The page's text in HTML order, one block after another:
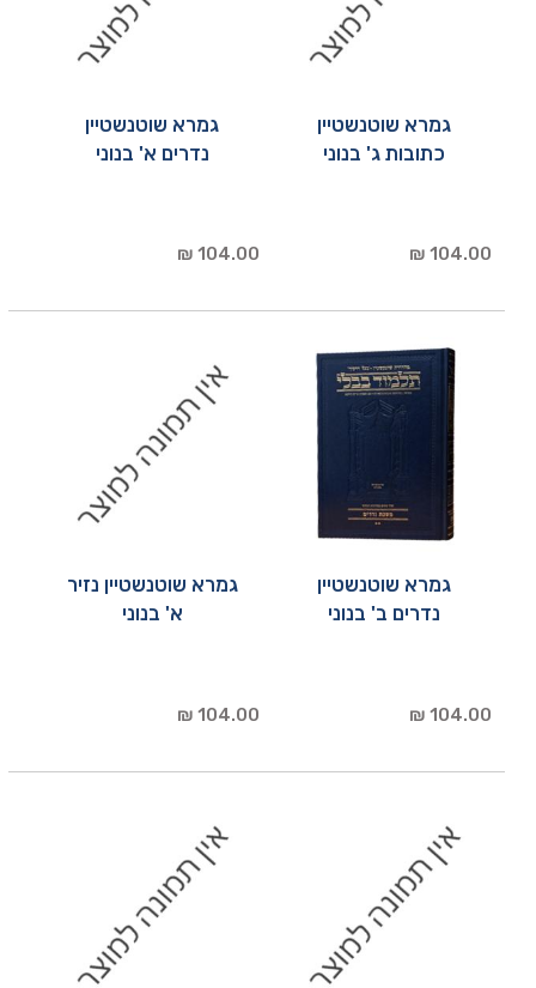
גמרא שוטנשטיין
כתובות ג' בנוני
104.00 ₪
גמרא שוטנשטיין
נדרים א' בנוני
104.00 ₪
גמרא שוטנשטיין
נדרים ב' בנוני
104.00 ₪
גמרא שוטנשטיין נזיר
א' בנוני
104.00 ₪